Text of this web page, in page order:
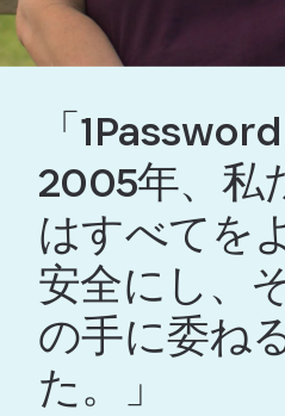
「
2005年、私
はすべてを
安全にし、
の手に委ね
た。」